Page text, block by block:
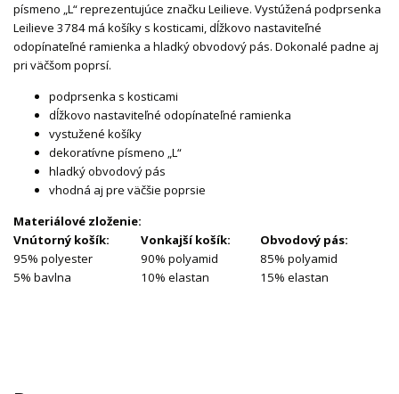
písmeno „L“ reprezentujúce značku Leilieve. Vystúžená podprsenka
Leilieve 3784 má košíky s kosticami, dĺžkovo nastaviteľné
odopínateľné ramienka a hladký obvodový pás. Dokonalé padne aj
pri väčšom poprsí.
podprsenka s kosticami
dĺžkovo nastaviteľné odopínateľné ramienka
vystužené košíky
dekoratívne písmeno „L“
hladký obvodový pás
vhodná aj pre väčšie poprsie
Materiálové zloženie:
Vnútorný košík:
Vonkajší košík:
Obvodový pás:
95% polyester
5% bavlna
90% polyamid
10% elastan
85% polyamid
15% elastan